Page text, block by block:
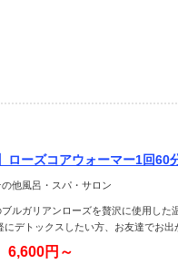
ローズコアウォーマー1回60
他風呂・スパ・サロン
ルガリアンローズを贅沢に使用し
デトックスしたい方、お友達でお出
6,600円～